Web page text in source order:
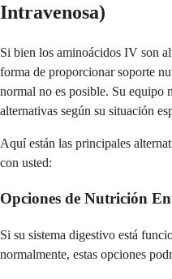
Intravenosa)
Si bien los aminoácidos IV son
forma de proporcionar soporte
normal no es posible. Su equipo
alternativas según su situación
Aquí están las principales
con usted:
Opciones de Nutrición
Si su sistema digestivo está
normalmente, estas opciones